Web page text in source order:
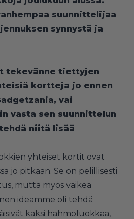
suunnittelijaa
synnystä ja
tekevänne tiettyjen
kortteja jo ennen
vai
vasta sen suunnittelun
niitä lisää
yhteiset kortit ovat
jo pitkään. Se on pelillisesti
mutta myös vaikea
ideamme oli tehdä
kaksi hahmoluokkaa,